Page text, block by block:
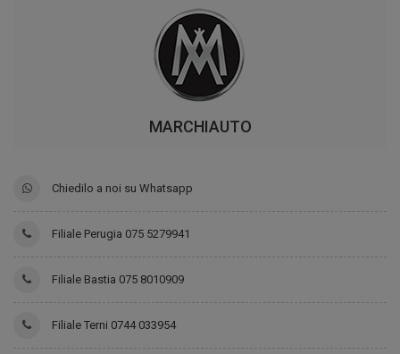
MARCHIAUTO
Chiedilo a noi su Whatsapp
Filiale Perugia 075 5279941
Filiale Bastia 075 8010909
Filiale Terni 0744 033954